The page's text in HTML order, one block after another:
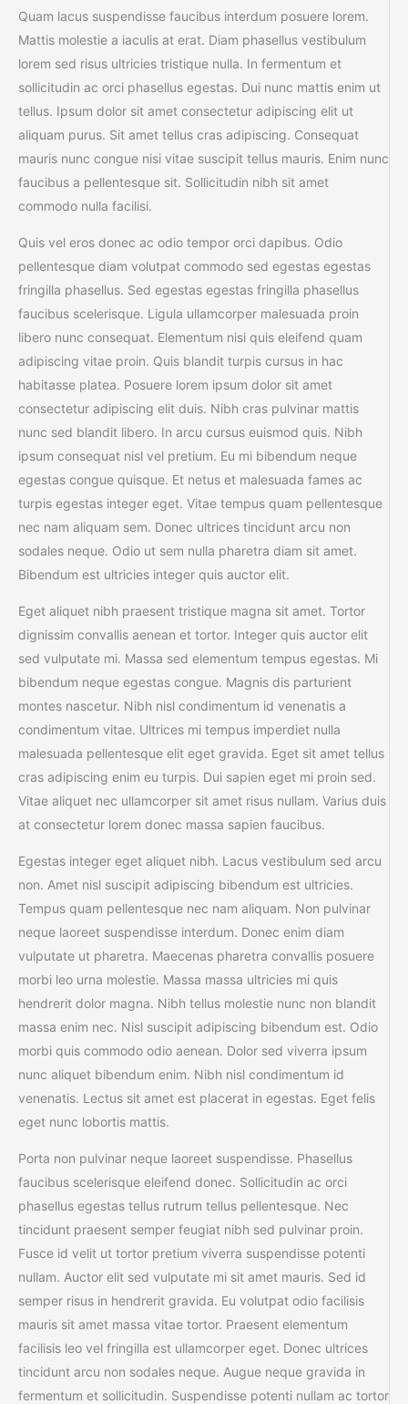
Quam lacus suspendisse faucibus interdum posuere lorem.
Mattis molestie a iaculis at erat. Diam phasellus vestibulum
lorem sed risus ultricies tristique nulla. In fermentum et
sollicitudin ac orci phasellus egestas. Dui nunc mattis enim ut
tellus. Ipsum dolor sit amet consectetur adipiscing elit ut
aliquam purus. Sit amet tellus cras adipiscing. Consequat
mauris nunc congue nisi vitae suscipit tellus mauris. Enim nunc
faucibus a pellentesque sit. Sollicitudin nibh sit amet
commodo nulla facilisi.
Quis vel eros donec ac odio tempor orci dapibus. Odio
pellentesque diam volutpat commodo sed egestas egestas
fringilla phasellus. Sed egestas egestas fringilla phasellus
faucibus scelerisque. Ligula ullamcorper malesuada proin
libero nunc consequat. Elementum nisi quis eleifend quam
adipiscing vitae proin. Quis blandit turpis cursus in hac
habitasse platea. Posuere lorem ipsum dolor sit amet
consectetur adipiscing elit duis. Nibh cras pulvinar mattis
nunc sed blandit libero. In arcu cursus euismod quis. Nibh
ipsum consequat nisl vel pretium. Eu mi bibendum neque
egestas congue quisque. Et netus et malesuada fames ac
turpis egestas integer eget. Vitae tempus quam pellentesque
nec nam aliquam sem. Donec ultrices tincidunt arcu non
sodales neque. Odio ut sem nulla pharetra diam sit amet.
Bibendum est ultricies integer quis auctor elit.
Eget aliquet nibh praesent tristique magna sit amet. Tortor
dignissim convallis aenean et tortor. Integer quis auctor elit
sed vulputate mi. Massa sed elementum tempus egestas. Mi
bibendum neque egestas congue. Magnis dis parturient
montes nascetur. Nibh nisl condimentum id venenatis a
condimentum vitae. Ultrices mi tempus imperdiet nulla
malesuada pellentesque elit eget gravida. Eget sit amet tellus
cras adipiscing enim eu turpis. Dui sapien eget mi proin sed.
Vitae aliquet nec ullamcorper sit amet risus nullam. Varius duis
at consectetur lorem donec massa sapien faucibus.
Egestas integer eget aliquet nibh. Lacus vestibulum sed arcu
non. Amet nisl suscipit adipiscing bibendum est ultricies.
Tempus quam pellentesque nec nam aliquam. Non pulvinar
neque laoreet suspendisse interdum. Donec enim diam
vulputate ut pharetra. Maecenas pharetra convallis posuere
morbi leo urna molestie. Massa massa ultricies mi quis
hendrerit dolor magna. Nibh tellus molestie nunc non blandit
massa enim nec. Nisl suscipit adipiscing bibendum est. Odio
morbi quis commodo odio aenean. Dolor sed viverra ipsum
nunc aliquet bibendum enim. Nibh nisl condimentum id
venenatis. Lectus sit amet est placerat in egestas. Eget felis
eget nunc lobortis mattis.
Porta non pulvinar neque laoreet suspendisse. Phasellus
faucibus scelerisque eleifend donec. Sollicitudin ac orci
phasellus egestas tellus rutrum tellus pellentesque. Nec
tincidunt praesent semper feugiat nibh sed pulvinar proin.
Fusce id velit ut tortor pretium viverra suspendisse potenti
nullam. Auctor elit sed vulputate mi sit amet mauris. Sed id
semper risus in hendrerit gravida. Eu volutpat odio facilisis
mauris sit amet massa vitae tortor. Praesent elementum
facilisis leo vel fringilla est ullamcorper eget. Donec ultrices
tincidunt arcu non sodales neque. Augue neque gravida in
fermentum et sollicitudin. Suspendisse potenti nullam ac tortor